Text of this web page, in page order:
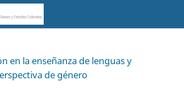
en la enseñanza de lenguas y
de género